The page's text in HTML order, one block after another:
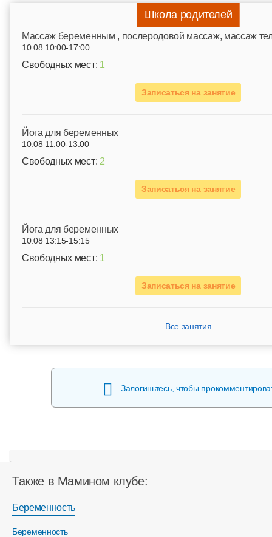
Школа родителей
Mассаж беременным , послеродовой массаж, массаж
10.08 10:00-17:00
Свободных мест: 1
Записаться на занятие
Йога для беременных
10.08 11:00-13:00
Свободных мест: 2
Записаться на занятие
Йога для беременных
10.08 13:15-15:15
Свободных мест: 1
Записаться на занятие
Все занятия
Залогиньтесь, чтобы
Также в Мамином клубе:
Беременность
Беременность